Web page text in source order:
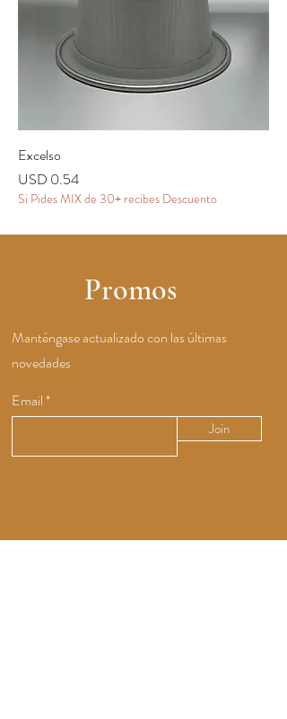
Excelso
Precio
USD 0.54
Si Pides MIX de 30+ recibes Descuento
Promos
Manténgase actualizado con las últimas
novedades
Email
Join